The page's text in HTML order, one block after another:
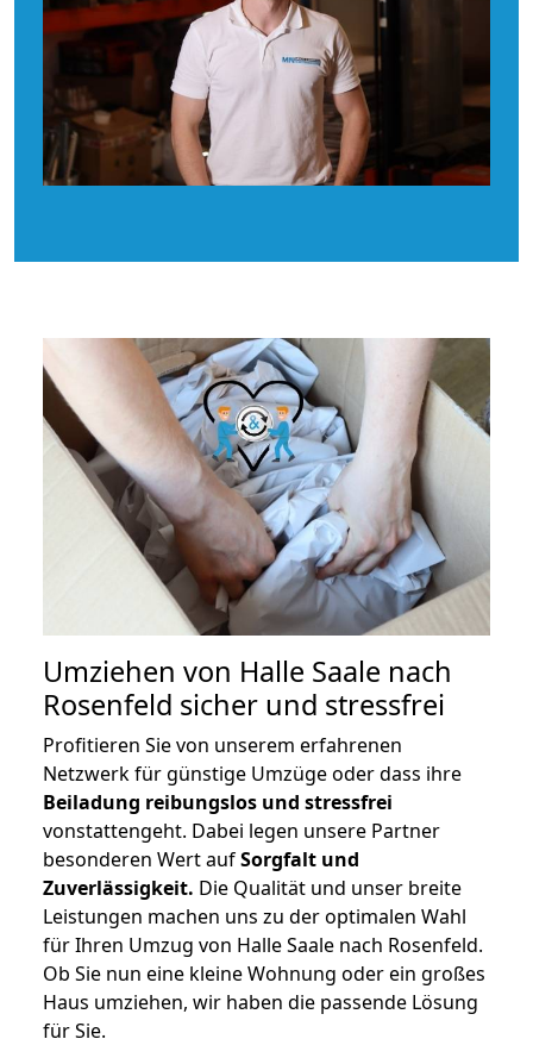
Umziehen von Halle Saale nach
Rosenfeld sicher und stressfrei
Profitieren Sie von unserem erfahrenen
Netzwerk für günstige Umzüge oder dass ihre
Beiladung reibungslos und stressfrei
vonstattengeht. Dabei legen unsere Partner
besonderen Wert aufSorgfalt und
Zuverlässigkeit. Die Qualität und unser breite
Leistungen machen uns zu der optimalen Wahl
für Ihren Umzug von Halle Saale nach Rosenfeld.
Ob Sie nun eine kleine Wohnung oder ein großes
Haus umziehen, wir haben die passende Lösung
für Sie.